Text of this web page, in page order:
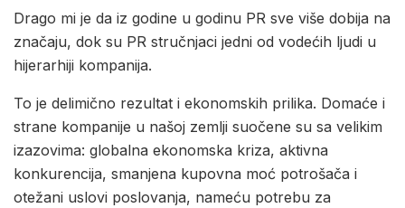
Drago mi je da iz godine u godinu PR sve više dobija na
značaju, dok su PR stručnjaci jedni od vodećih ljudi u
hijerarhiji kompanija.
To je delimično rezultat i ekonomskih prilika. Domaće i
strane kompanije u našoj zemlji suočene su sa velikim
izazovima: globalna ekonomska kriza, aktivna
konkurencija, smanjena kupovna moć potrošača i
otežani uslovi poslovanja, nameću potrebu za